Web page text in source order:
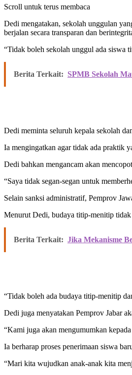
Scroll untuk terus membaca
Dedi mengatakan, sekolah unggulan
berjalan secara transparan dan
“Tidak boleh sekolah unggul ada siswa
Berita Terkait: SPMB Sekolah
Dedi meminta seluruh kepala sekolah
Ia mengingatkan agar tidak ada praktik
Dedi bahkan mengancam akan
“Saya tidak segan-segan untuk
Selain sanksi administratif, Pemprov
Menurut Dedi, budaya titip-menitip tidak
Berita Terkait: Jika Mekanisme
“Tidak boleh ada budaya titip-menitip
Dedi juga menyatakan Pemprov Jabar
“Kami juga akan mengumumkan
Ia berharap proses penerimaan siswa
“Mari kita wujudkan anak-anak kita